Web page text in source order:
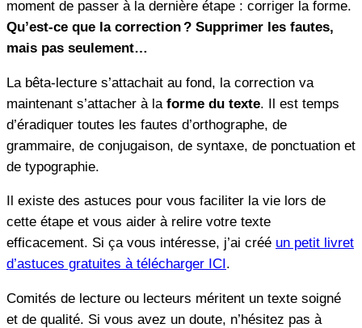
moment de passer à la dernière étape : corriger la forme.
Qu’est-ce que la correction ? Supprimer les fautes,
mais pas seulement…
La bêta-lecture s’attachait au fond, la correction va
maintenant s’attacher à la forme du texte. Il est temps
d’éradiquer toutes les fautes d’orthographe, de
grammaire, de conjugaison, de syntaxe, de ponctuation et
de typographie.
Il existe des astuces pour vous faciliter la vie lors de
cette étape et vous aider à relire votre texte
efficacement. Si ça vous intéresse, j’ai créé un petit livret
d’astuces gratuites à télécharger ICI .
Comités de lecture ou lecteurs méritent un texte soigné
et de qualité. Si vous avez un doute, n’hésitez pas à